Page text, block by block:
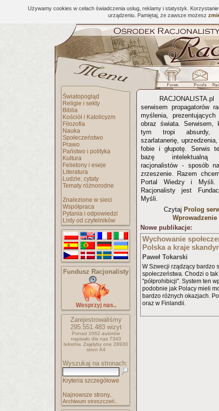
Używamy cookies w celach świadczenia usług, reklamy i statystyk.
urządzeniu. Pamiętaj, że zawsze możesz
Światopogląd
Religie i sekty
Biblia
Kościół i Katolicyzm
Filozofia
Nauka
Społeczeństwo
Prawo
Państwo i polityka
Kultura
Felietony i eseje
Literatura
Ludzie, cytaty
Tematy różnorodne
Znalezione w sieci
Współpraca
Pytania i odpowiedzi
Listy od czytelników
Fundusz Racjonalisty
Wesprzyj nas..
Zarejestrowaliśmy
295.551.483 wizyt
Ponad 1062 autorów
napisało dla nas 7343
tekstów. Zajęłyby one 28930
stron A4
Wyszukaj na stronach:
Kryteria szczegółowe
Najnowsze strony..
Archiwum streszczeń..
serwisem propagatorów
myślenia, prezentujących
obraz świata. Serwisem,
tym tropi absurdy,
szarlatanerię, uprzedzenia,
fobie i głupotę. Serwis
bazę intelektualną
racjonalistów - sposób
zrzeszenie. Razem
Portal Wiedzy i Myśli.
Racjonalisty jest
Myśli.
Czytaj Prolog
Wprowadzenie
Nowe publikacje:
Wychowanie
Polska a kraje
Paweł Tokarski
W Szwecji rządzący bardzo
społeczeństwa. Chodzi o
"półprohibicji". System ten
podobnie jak Polacy mieli
bardzo różnych okazjach.
oraz w Finlandii.